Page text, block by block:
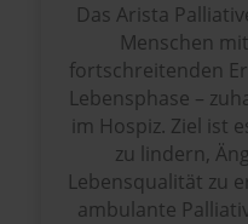
Das Arista
Menschen
fortschreitenden
Lebensphase –
im Hospiz. Ziel ist
zu lindern,
Lebensqualität zu
ambulante